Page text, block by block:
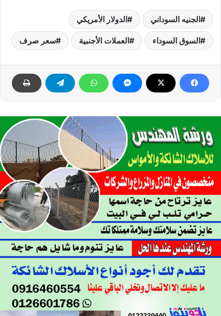
الجنيه السوداني الدولار الأمريكي
السوق السوداء العملات الأجنبية سعر صرف